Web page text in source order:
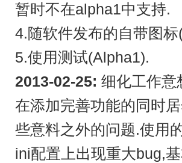
暂时不在alpha1中支持.
4.随软件发布的自带图
5.使用测试(Alpha1).
2013-02-25: 细化工作意
在添加完善功能的同时
些意料之外的问题.使用
ini配置上出现重大bug,